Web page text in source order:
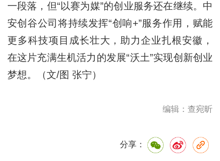
一段落，但“以赛为媒”的创业服务还在继续。中
安创谷公司将持续发挥“创响+”服务作用，赋能
更多科技项目成长壮大，助力企业扎根安徽，
在这片充满生机活力的发展“沃土”实现创新创业
梦想。（文/图 张宁）
编辑：查宛昕
分享：